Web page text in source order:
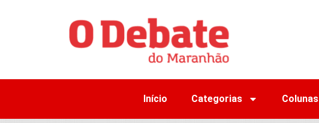
Início Categorias Colunas